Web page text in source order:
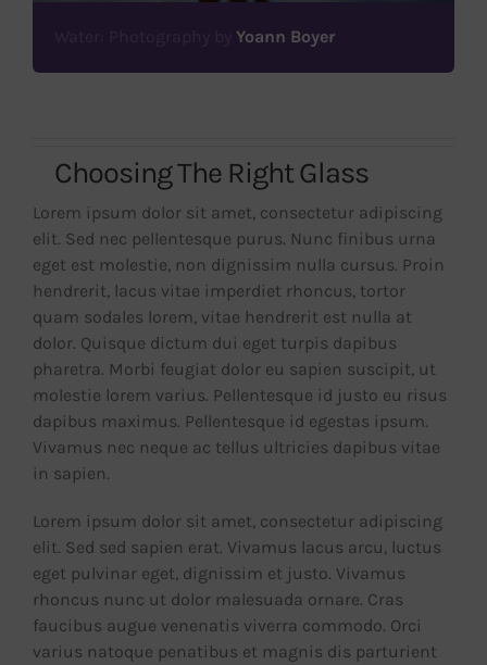
Yoann Boyer
Choosing The Right Glass
Lorem ipsum dolor sit amet, consectetur adipiscing
elit. Sed nec pellentesque purus. Nunc finibus urna
eget est molestie, non dignissim nulla cursus. Proin
hendrerit, lacus vitae imperdiet rhoncus, tortor
quam sodales lorem, vitae hendrerit est nulla at
dolor. Quisque dictum dui eget turpis dapibus
pharetra. Morbi feugiat dolor eu sapien suscipit, ut
molestie lorem varius. Pellentesque id justo eu risus
dapibus maximus. Pellentesque id egestas ipsum.
Vivamus nec neque ac tellus ultricies dapibus vitae
in sapien.
Lorem ipsum dolor sit amet, consectetur adipiscing
elit. Sed sed sapien erat. Vivamus lacus arcu, luctus
eget pulvinar eget, dignissim et justo. Vivamus
rhoncus nunc ut dolor malesuada ornare. Cras
faucibus augue venenatis viverra commodo. Orci
varius natoque penatibus et magnis dis parturient